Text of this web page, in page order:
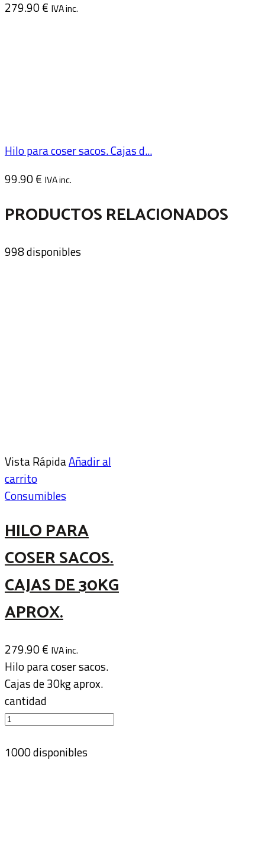
279.90€ IVA inc.
Hilo para coser sacos. Cajas d...
99.90€ IVA inc.
PRODUCTOS RELACIONADOS
998 disponibles
Vista RápidaAñadir al
carrito
Consumibles
HILO PARA
COSER SACOS.
CAJAS DE 30KG
APROX.
279.90€ IVA inc.
Hilo para coser sacos.
Cajas de 30kg aprox.
cantidad
1000 disponibles